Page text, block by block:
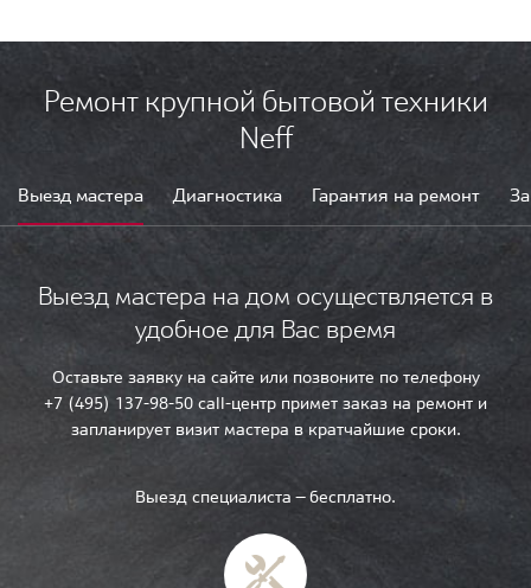
Ремонт крупной бытовой техники
Neff
Выезд мастера Диагностика Гарантия на ремонт
Выезд мастера на дом осуществляется в
удобное для Вас время
Оставьте заявку на сайте или позвоните по телефону
+7 (495) 137-98-50 call-центр примет заказ на ремонт и
запланирует визит мастера в кратчайшие сроки.
Выезд специалиста — бесплатно.